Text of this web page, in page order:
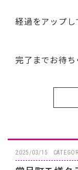
経過をアップ
完了までお待
2025/03/15